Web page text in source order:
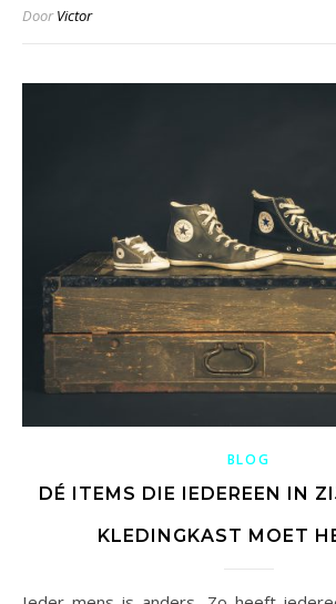
DoorVictor
BLOG
DÉ ITEMS DIE IEDEREEN IN
KLEDINGKAST MOET